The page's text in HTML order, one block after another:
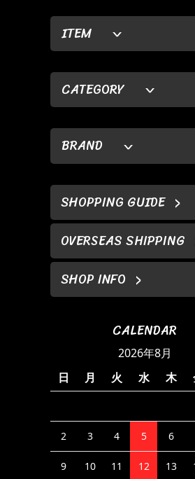
ITEM
CATEGORY
BRAND
SHOPPING GUIDE
OVERSEAS SHIPPING
SHOP INFO
CALENDAR
2026年8月
日
月 火 水 木
2 3 4 5 6
9 10 11 12 13